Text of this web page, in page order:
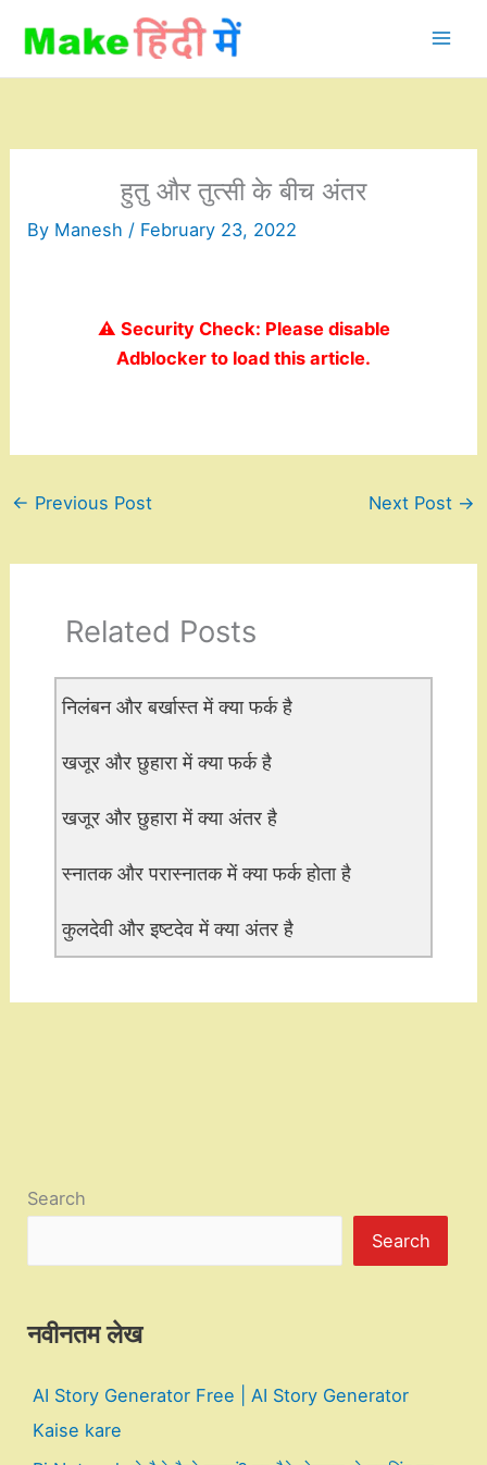
content
हुतु और तुत्सी के बीच अंतर
By Manesh / February 23, 2022
⚠️ Security Check: Please disable
Adblocker to load this article.
← Previous Post Next Post →
Related Posts
निलंबन और बर्खास्त में क्या फर्क है
खजूर और छुहारा में क्या फर्क है
खजूर और छुहारा में क्या अंतर है
स्नातक और परास्नातक में क्या फर्क होता है
कुलदेवी और इष्टदेव में क्या अंतर है
Search
Search
नवीनतम लेख
AI Story Generator Free | AI Story Generator
Kaise kare